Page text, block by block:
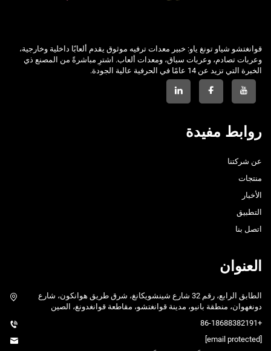
قوانغتشو شياو تونغ ياو: خبير معدات ترفيه موثوق يقدم ألعابًا داخلية وخارجية،
وعربات تصادم، وعربات سباق، ومعدات ألعاب. اشترِ مباشرةً من المصنع ذي
الخبرة التي تزيد عن 14 عامًا في الحرفية عالية الجودة.
روابط مفيدة
عن شركتنا
منتجات
الأخبار
التطبيق
اتصل بنا
العنوان
الطابق الرابع، رقم 32 شارع شينشويكانغ، شرق طريق هوانكون، شارع
دونغهوان، منطقة بانيو، مدينة قوانغتشو، مقاطعة قوانغدونغ، الصين
+86-18688382191